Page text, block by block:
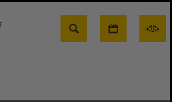
Suche